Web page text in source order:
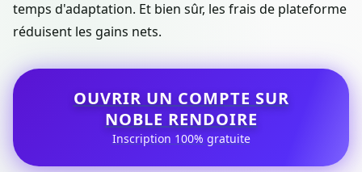
temps d'adaptation. Et bien sûr, les frais de plateforme
réduisent les gains nets.
OUVRIR UN COMPTE SUR
NOBLE RENDOIRE
Inscription 100% gratuite